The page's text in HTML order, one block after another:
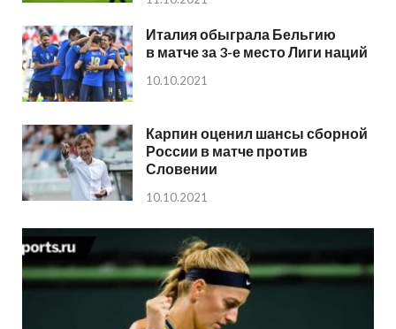
Италия обыграла Бельгию
в матче за 3-е место Лиги наций
10.10.2021
Карпин оценил шансы сборной
России в матче против
Словении
10.10.2021